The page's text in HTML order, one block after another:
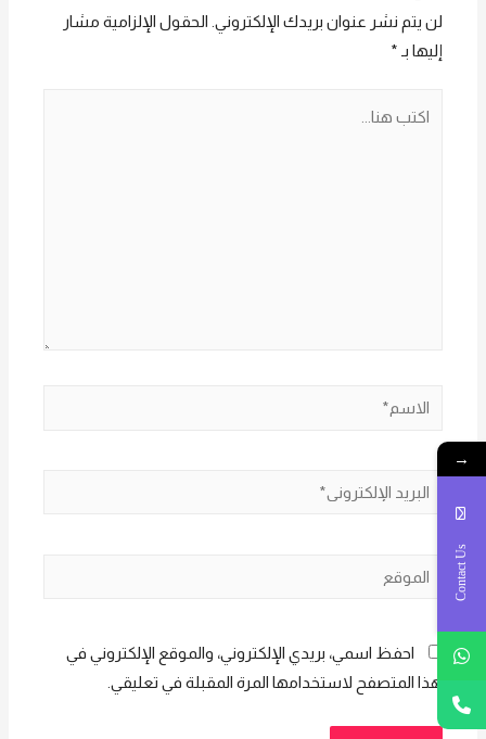
لن يتم نشر عنوان بريدك الإلكتروني. الحقول الإلزامية مشار
إليها بـ *
الاسم*
البريد
الموقع
احفظ اسمي، بريدي الإلكتروني، والموقع الإلكتروني في
هذا المتصفح لاستخدامها المرة المقبلة في تعليقي.
→
Contact Us